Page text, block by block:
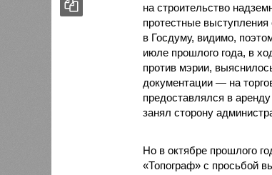
на строительство
протестные
в Госдуму, видимо,
июле прошлого года, в
против мэрии,
документации — на
предоставлялся в
занял сторону
Но в октябре прошлого
«Топограф» с просьбой